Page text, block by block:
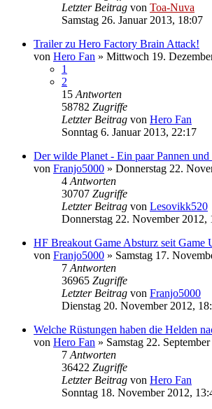
Letzter Beitrag von Toa-Nuva
Samstag 26. Januar 2013, 18:07
Trailer zu Hero Factory Brain Attack!
von Hero Fan » Mittwoch 19.
1
2
15 Antworten
58782 Zugriffe
Letzter Beitrag von Hero Fan
Sonntag 6. Januar 2013, 22:17
Der wilde Planet - Ein paar Pannen
von Franjo5000 » Donnerstag 22.
4 Antworten
30707 Zugriffe
Letzter Beitrag von Lesovikk520
Donnerstag 22. November 2012,
HF Breakout Game Absturz seit Game
von Franjo5000 » Samstag 17.
7 Antworten
36965 Zugriffe
Letzter Beitrag von Franjo5000
Dienstag 20. November 2012,
Welche Rüstungen haben die Helden
von Hero Fan » Samstag 22.
7 Antworten
36422 Zugriffe
Letzter Beitrag von Hero Fan
Sonntag 18. November 2012,